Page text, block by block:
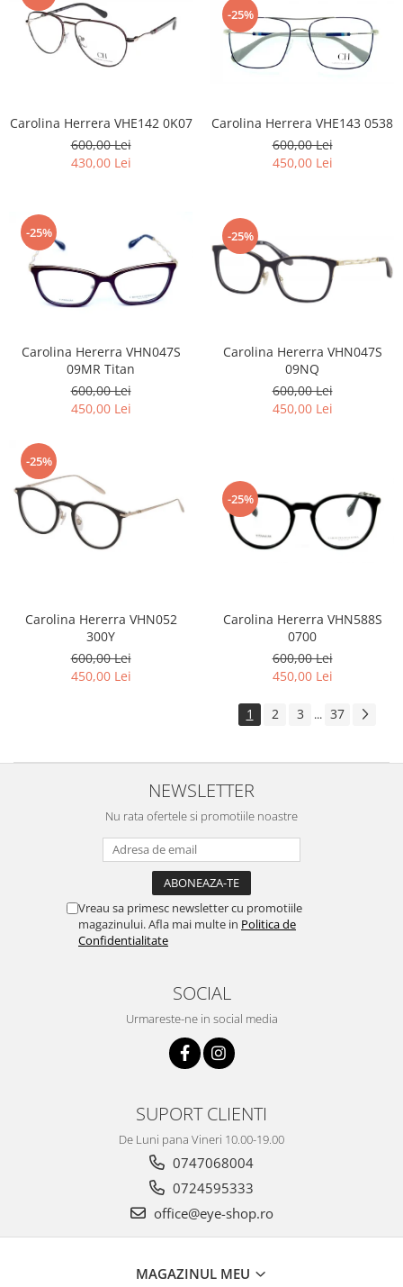
Carolina Herrera VHE142 0K07
600,00 Lei
430,00 Lei
-25%
Carolina Herrera VHE143 0538
600,00 Lei
450,00 Lei
-25%
Carolina Hererra VHN047S
09MR Titan
600,00 Lei
450,00 Lei
-25%
Carolina Hererra VHN047S
09NQ
600,00 Lei
450,00 Lei
-25%
Carolina Hererra VHN052
300Y
600,00 Lei
450,00 Lei
-25%
Carolina Hererra VHN588S
0700
600,00 Lei
450,00 Lei
1 2 3 ... 37
NEWSLETTER
Nu rata ofertele si promotiile noastre
Vreau sa primesc newsletter cu promotiile
magazinului. Afla mai multe in Politica de
Confidentialitate
SOCIAL
Urmareste-ne in social media
SUPORT CLIENTI
De Luni pana Vineri 10.00-19.00
0747068004
0724595333
office@eye-shop.ro
MAGAZINUL MEU